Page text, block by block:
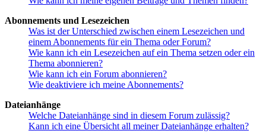
Abonnements und Lesezeichen
Was ist der Unterschied zwischen einem Lesezeichen und
einem Abonnements für ein Thema oder Forum?
Wie kann ich ein Lesezeichen auf ein Thema setzen oder ein
Thema abonnieren?
Wie kann ich ein Forum abonnieren?
Wie deaktiviere ich meine Abonnements?
Dateianhänge
Welche Dateianhänge sind in diesem Forum zulässig?
Kann ich eine Übersicht all meiner Dateianhänge erhalten?